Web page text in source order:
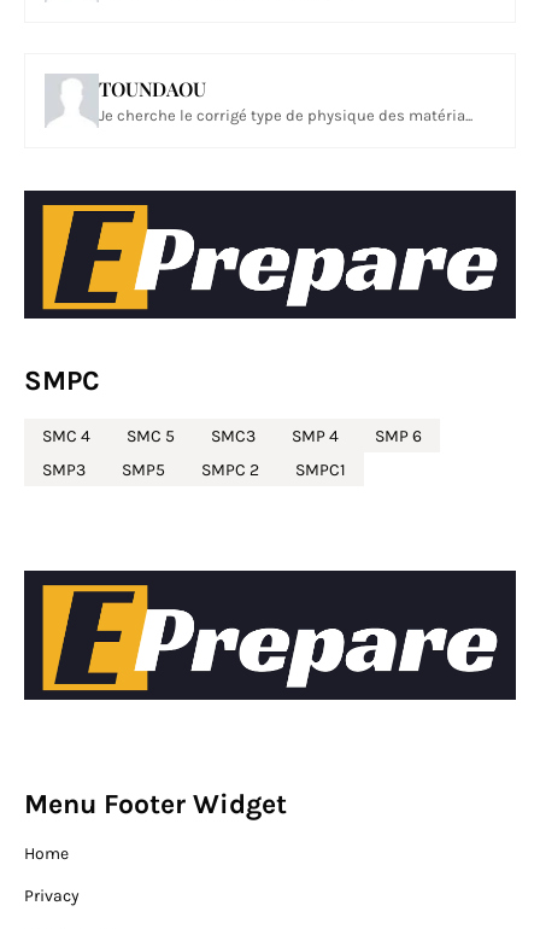
TOUNDAOU
Je cherche le corrigé type de physique des matéria...
SMPC
SMC 4 SMC 5 SMC3 SMP 4
SMP 6
SMP3
SMP5 SMPC 2 SMPC1
Menu Footer Widget
Home
Privacy